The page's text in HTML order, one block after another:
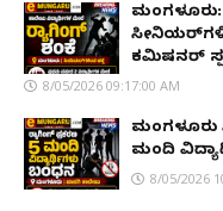
ಕಮಿಷನರ್
8/05/2026 09:17:00 AM
ಮಂಗಳೂರು
ಮಂದಿ
8/05/2026